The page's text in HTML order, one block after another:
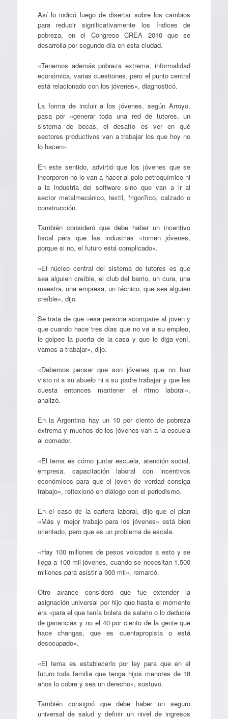
Así lo indicó luego de disertar sobre los cambios
para reducir significativamente los índices de
pobreza, en el Congreso CREA 2010 que se
desarrolla por segundo día en esta ciudad.
«Tenemos además pobreza extrema, informalidad
económica, varias cuestiones, pero el punto central
está relacionado con los jóvenes», diagnosticó.
La forma de incluir a los jóvenes, según Arroyo,
pasa por «generar toda una red de tutores, un
sistema de becas, el desafío es ver en qué
sectores productivos van a trabajar los que hoy no
lo hacen».
En este sentido, advirtió que los jóvenes que se
incorporen no lo van a hacer al polo petroquímico ni
a la industria del software sino que van a ir al
sector metalmecánico, textil, frigorífico, calzado o
construcción.
También consideró que debe haber un incentivo
fiscal para que las industrias «tomen jóvenes,
porque si no, el futuro está complicado».
«El núcleo central del sistema de tutores es que
sea alguien creíble, el club del barrio, un cura, una
maestra, una empresa, un técnico, que sea alguien
creíble», dijo.
Se trata de que «esa persona acompañe al joven y
que cuando hace tres días que no va a su empleo,
le golpee la puerta de la casa y que le diga vení,
vamos a trabajar», dijo.
«Debemos pensar que son jóvenes que no han
visto ni a su abuelo ni a su padre trabajar y que les
cuesta entonces mantener el ritmo laboral»,
analizó.
En la Argentina hay un 10 por ciento de pobreza
extrema y muchos de los jóvenes van a la escuela
al comedor.
«El tema es cómo juntar escuela, atención social,
empresa, capacitación laboral con incentivos
económicos para que el joven de verdad consiga
trabajo», reflexionó en diálogo con el periodismo.
En el caso de la cartera laboral, dijo que el plan
«Más y mejor trabajo para los jóvenes» está bien
orientado, pero que es un problema de escala.
«Hay 100 millones de pesos volcados a esto y se
llega a 100 mil jóvenes, cuando se necesitan 1.500
millones para asistir a 900 mil», remarcó.
Otro avance consideró que fue extender la
asignación universal por hijo que hasta el momento
era «para el que tenía boleta de salario o lo deducía
de ganancias y no el 40 por ciento de la gente que
hace changas, que es cuentapropista o está
desocupado».
«El tema es establecerlo por ley para que en el
futuro toda familia que tenga hijos menores de 18
años lo cobre y sea un derecho», sostuvo.
También consignó que debe haber un seguro
universal de salud y definir un nivel de ingresos